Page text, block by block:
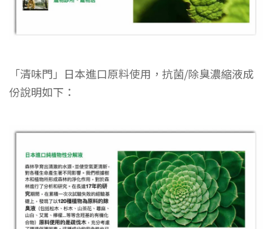
「清味門」日本進口原料使用，抗菌/除臭濃縮液成
份說明如下：